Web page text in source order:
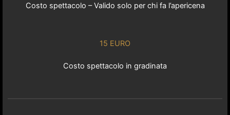
Costo spettacolo – Valido solo per chi fa l’apericena
15 EURO
Costo spettacolo in gradinata